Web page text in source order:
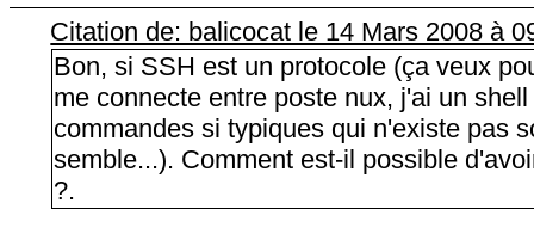
Citation de: balicocat le 14 Mars 2008 à
Bon, si SSH est un protocole (ça veux
me connecte entre poste nux, j'ai un
commandes si typiques qui n'existe pas
semble...). Comment est-il possible
?.